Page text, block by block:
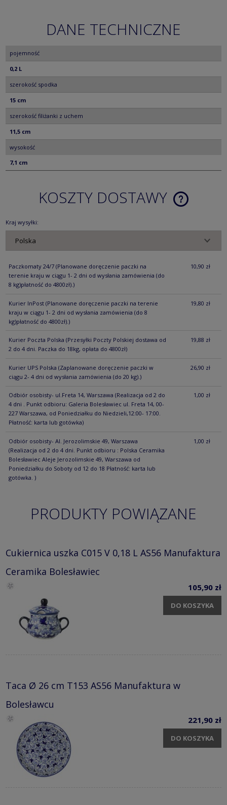
DANE TECHNICZNE
pojemność
0,2 L
szerokość spodka
15 cm
szerokość filiżanki z uchem
11,5 cm
wysokość
7,1 cm
KOSZTY DOSTAWY
CENA NIE
Kraj wysyłki:
Paczkomaty 24/7 (Planowane doręczenie paczki na
terenie kraju w ciągu 1- 2 dni od wysłania zamówienia (do
8 kg)płatność do 4800zł).)
10,90 zł
Kurier InPost (Planowane doręczenie paczki na terenie
kraju w ciągu 1- 2 dni od wysłania zamówienia (do 8
kg)płatność do 4800zł).)
19,80 zł
Kurier Poczta Polska (Przesyłki Poczty Polskiej dostawa od
2 do 4 dni. Paczka do 18kg, opłata do 4800zł)
19,88 zł
Kurier UPS Polska (Zaplanowane doręczenie paczki w
ciągu 2- 4 dni od wysłania zamówienia (do 20 kg).)
26,90 zł
Odbiór osobisty- ul.Freta 14, Warszawa (Realizacja od 2 do
4 dni . Punkt odbioru: Galeria Bolesławiec ul. Freta 14, 00-
227 Warszawa, od Poniedziałku do Niedzieli,12:00- 17:00.
Płatność: karta lub gotówka)
1,00 zł
Odbiór osobisty- Al. Jerozolimskie 49, Warszawa
(Realizacja od 2 do 4 dni. Punkt odbioru : Polska Ceramika
Bolesławiec Aleje Jerozolimskie 49, Warszawa od
Poniedziałku do Soboty od 12 do 18 Płatność: karta lub
gotówka. )
1,00 zł
PRODUKTY POWIĄZANE
Cukiernica uszka C015 V 0,18 L AS56 Manufaktura
Ceramika Bolesławiec
105,90 zł
DO KOSZYKA
Taca Ø 26 cm T153 AS56 Manufaktura w
Bolesławcu
221,90 zł
DO KOSZYKA